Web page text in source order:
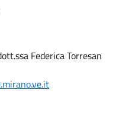
Federica Torresan